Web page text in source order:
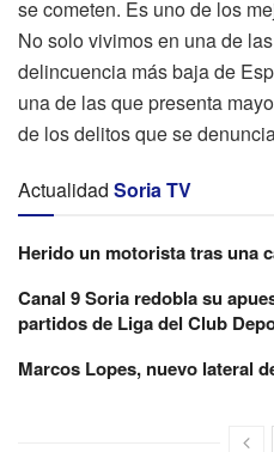
se cometen. Es uno de los
No solo vivimos en una de
delincuencia más baja de
una de las que presenta
de los delitos que se
Actualidad Soria TV
Herido un motorista tras una
Canal 9 Soria redobla su
partidos de Liga del Club
Marcos Lopes, nuevo lateral